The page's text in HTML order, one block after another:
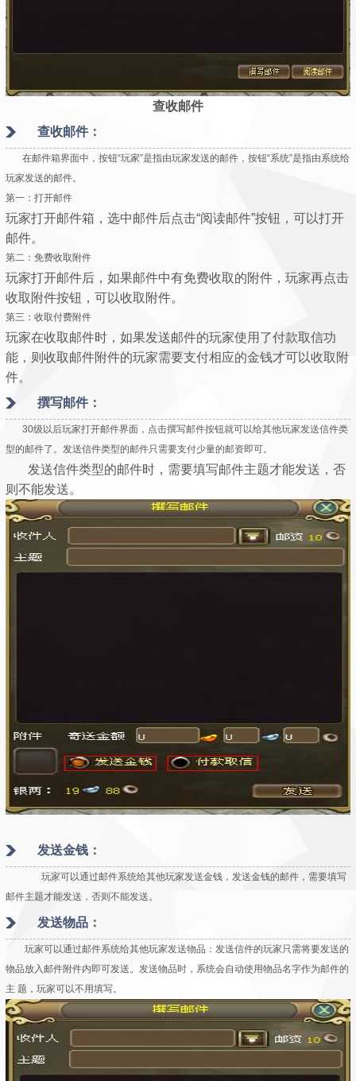
查收邮件
查收邮件：
在邮件箱界面中，按钮“玩家”是指由玩家发送的邮件，按钮“系统”是指由系统给
玩家发送的邮件。
第一：打开邮件
玩家打开邮件箱，选中邮件后点击“阅读邮件”按钮，可以打开
邮件。
第二：免费收取附件
玩家打开邮件后，如果邮件中有免费收取的附件，玩家再点击
收取附件按钮，可以收取附件。
第三：收取付费附件
玩家在收取邮件时，如果发送邮件的玩家使用了付款取信功
能，则收取邮件附件的玩家需要支付相应的金钱才可以收取附
件。
撰写邮件：
30级以后玩家打开邮件界面，点击撰写邮件按钮就可以给其他玩家发送信件类
型的邮件了。发送信件类型的邮件只需要支付少量的邮资即可。
发送信件类型的邮件时，需要填写邮件主题才能发送，否
则不能发送。
发送金钱：
玩家可以通过邮件系统给其他玩家发送金钱，发送金钱的邮件，需要填写
邮件主题才能发送，否则不能发送。
发送物品：
玩家可以通过邮件系统给其他玩家发送物品：发送信件的玩家只需将要发送的
物品放入邮件附件内即可发送。发送物品时，系统会自动使用物品名字作为邮件的
主 题，玩家可以不用填写。